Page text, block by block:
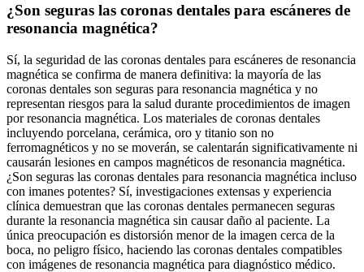
¿Son seguras las coronas dentales para escáneres de
resonancia magnética?
Sí, la seguridad de las coronas dentales para escáneres de resonancia
magnética se confirma de manera definitiva: la mayoría de las
coronas dentales son seguras para resonancia magnética y no
representan riesgos para la salud durante procedimientos de imagen
por resonancia magnética. Los materiales de coronas dentales
incluyendo porcelana, cerámica, oro y titanio son no
ferromagnéticos y no se moverán, se calentarán significativamente ni
causarán lesiones en campos magnéticos de resonancia magnética.
¿Son seguras las coronas dentales para resonancia magnética incluso
con imanes potentes? Sí, investigaciones extensas y experiencia
clínica demuestran que las coronas dentales permanecen seguras
durante la resonancia magnética sin causar daño al paciente. La
única preocupación es distorsión menor de la imagen cerca de la
boca, no peligro físico, haciendo las coronas dentales compatibles
con imágenes de resonancia magnética para diagnóstico médico.